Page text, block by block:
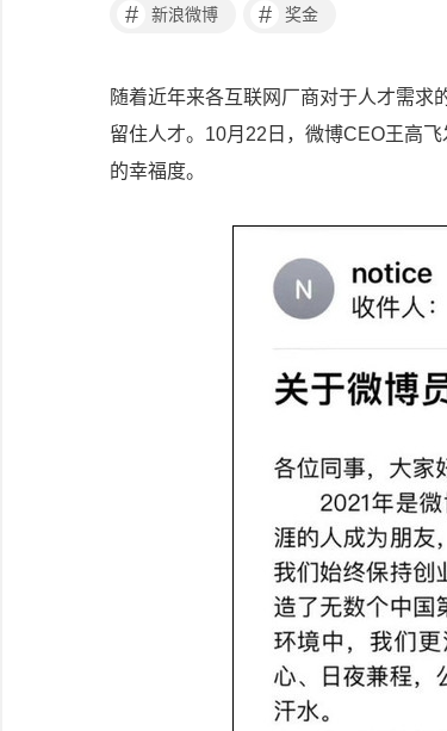
# 新浪微博 # 奖金
随着近年来各互联网厂商对于人才需求
留住人才。10月22日，微博CEO王高
的幸福度。